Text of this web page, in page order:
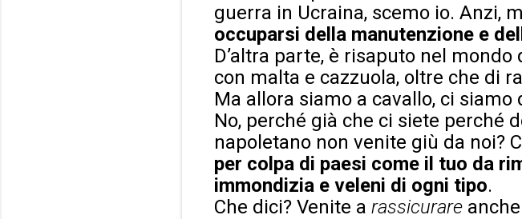
guerra in Ucraina, scemo io. Anzi,
occuparsi della manutenzione e
D’altra parte, è risaputo nel
con malta e cazzuola, oltre che di
Ma allora siamo a cavallo, ci siamo
No, perché già che ci siete perché
napoletano non venite giù da noi?
per colpa di paesi come il tuo da
immondizia e veleni di ogni tipo.
Che dici? Venite a rassicurare